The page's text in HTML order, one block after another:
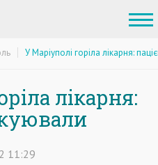
У Маріуполі горіла лікарня:
лікарня:
11:29